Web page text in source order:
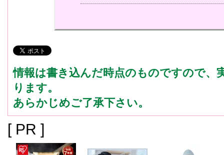
情報は書き込んだ時点のものですので、
ります。
あらかじめご了承下さい。
[ PR ]